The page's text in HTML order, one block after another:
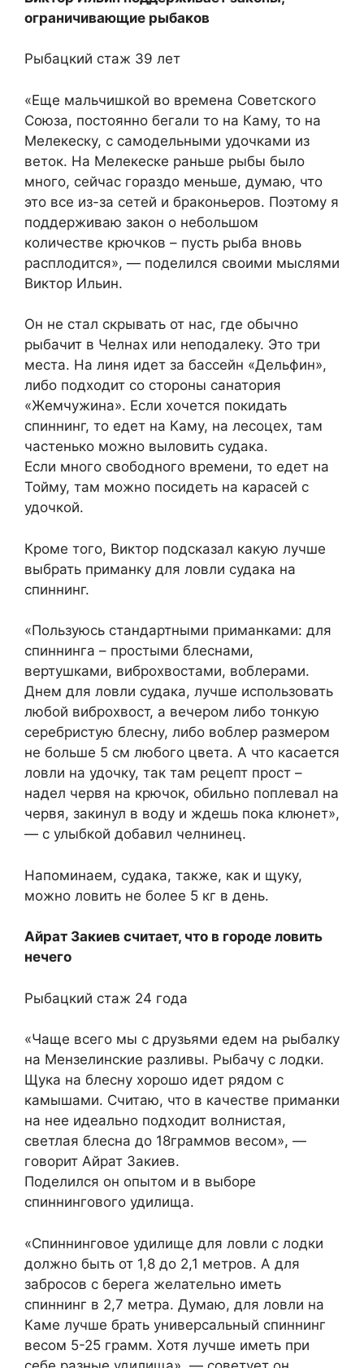
ограничивающие рыбаков
Рыбацкий стаж 39 лет
«Еще мальчишкой во времена Советского
Союза, постоянно бегали то на Каму, то на
Мелекеску, с самодельными удочками из
веток. На Мелекеске раньше рыбы было
много, сейчас гораздо меньше, думаю, что
это все из-за сетей и браконьеров. Поэтому я
поддерживаю закон о небольшом
количестве крючков – пусть рыба вновь
расплодится», — поделился своими мыслями
Виктор Ильин.
Он не стал скрывать от нас, где обычно
рыбачит в Челнах или неподалеку. Это три
места. На линя идет за бассейн «Дельфин»,
либо подходит со стороны санатория
«Жемчужина». Если хочется покидать
спиннинг, то едет на Каму, на лесоцех, там
частенько можно выловить судака.
Если много свободного времени, то едет на
Тойму, там можно посидеть на карасей с
удочкой.
Кроме того, Виктор подсказал какую лучше
выбрать приманку для ловли судака на
спиннинг.
«Пользуюсь стандартными приманками: для
спиннинга – простыми блеснами,
вертушками, виброхвостами, воблерами.
Днем для ловли судака, лучше использовать
любой виброхвост, а вечером либо тонкую
серебристую блесну, либо воблер размером
не больше 5 см любого цвета. А что касается
ловли на удочку, так там рецепт прост –
надел червя на крючок, обильно поплевал на
червя, закинул в воду и ждешь пока клюнет»,
— с улыбкой добавил челнинец.
Напоминаем, судака, также, как и щуку,
можно ловить не более 5 кг в день.
Айрат Закиев считает, что в городе ловить
нечего
Рыбацкий стаж 24 года
«Чаще всего мы с друзьями едем на рыбалку
на Мензелинские разливы. Рыбачу с лодки.
Щука на блесну хорошо идет рядом с
камышами. Считаю, что в качестве приманки
на нее идеально подходит волнистая,
светлая блесна до 18граммов весом», —
говорит Айрат Закиев.
Поделился он опытом и в выборе
спиннингового удилища.
«Спиннинговое удилище для ловли с лодки
должно быть от 1,8 до 2,1 метров. А для
забросов с берега желательно иметь
спиннинг в 2,7 метра. Думаю, для ловли на
Каме лучше брать универсальный спиннинг
весом 5-25 грамм. Хотя лучше иметь при